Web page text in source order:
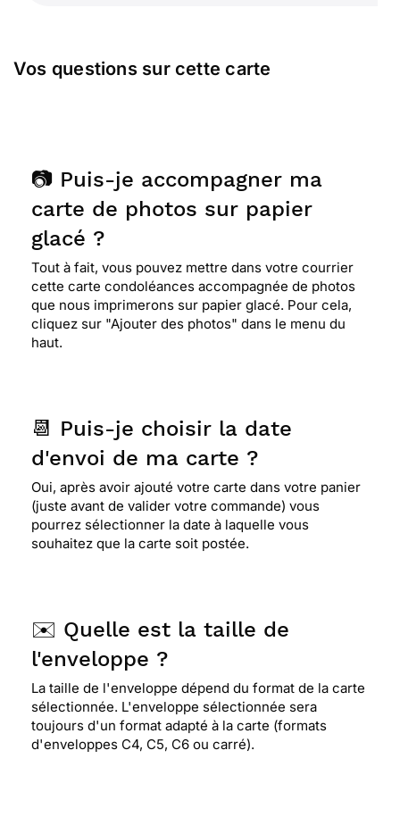
Vos questions sur cette carte
📷 Puis-je accompagner ma
carte de photos sur papier
glacé ?
Tout à fait, vous pouvez mettre dans votre courrier
cette carte condoléances accompagnée de photos
que nous imprimerons sur papier glacé. Pour cela,
cliquez sur "Ajouter des photos" dans le menu du
haut.
📆 Puis-je choisir la date
d'envoi de ma carte ?
Oui, après avoir ajouté votre carte dans votre panier
(juste avant de valider votre commande) vous
pourrez sélectionner la date à laquelle vous
souhaitez que la carte soit postée.
✉️ Quelle est la taille de
l'enveloppe ?
La taille de l'enveloppe dépend du format de la carte
sélectionnée. L'enveloppe sélectionnée sera
toujours d'un format adapté à la carte (formats
d'enveloppes C4, C5, C6 ou carré).